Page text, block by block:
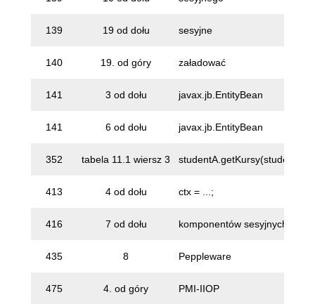
139 19 od dołu sesyjne
140 19. od góry załadować
141 3 od dołu javax.jb.EntityBean
141 6 od dołu javax.jb.EntityBean
352 tabela 11.1 wiersz 3
413 4 od dołu ctx = ...;
416 7 od dołu komponentów sesyjnych.
435 8 Peppleware
475 4. od góry PMI-IIOP